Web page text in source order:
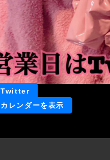
Twitter
カレンダーを表示